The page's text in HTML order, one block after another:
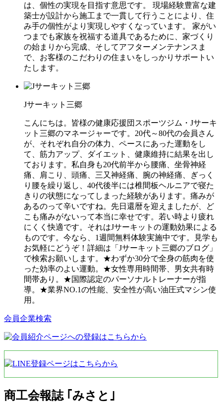
は、個性の実現を目指す意思です。 現場経験豊富な建
築士が設計から施工まで一貫して行うことにより、住
み手の個性がより実現しやすくなっています。 家がい
つまでも家族を祝福する道具であるために、家づくり
の始まりから完成、そしてアフターメンテナンスま
で、お客様のこだわりの住まいをしっかりサポートい
たします。
Jサーキット三郷
こんにちは。皆様の健康応援団スポーツジム・Jサーキ
ット三郷のマネージャーです。20代～80代の会員さん
が、それぞれ自分の体力、ペースにあった運動をし
て、筋力アップ、ダイエット、健康維持に結果を出し
ております。私自身も20代前半から腰痛、坐骨神経
痛、肩こり、頭痛、三又神経痛、腕の神経痛、ぎっく
り腰を繰り返し、40代後半には椎間板ヘルニアで寝た
きりの状態になってしまった経験があります。痛みが
あるのって辛いですね。先日還暦を迎えましたが、ど
こも痛みがないって本当に幸せです。若い時より疲れ
にくく快適です。それはJサーキットの運動効果による
ものです。今なら、1週間無料体験実施中です。見学も
お気軽にどうぞ！詳細は「Jサーキット三郷のブログ」
で検索お願いします。★わずか30分で全身の筋肉を使
った効率のよい運動。★女性専用時間帯、男女共有時
間帯あり。★国際認定のパーソナルトレーナーが指
導。★業界NO.1の性能、安全性が高い油圧式マシン使
用。
会員企業検索
商工会報誌 ｢みさと｣